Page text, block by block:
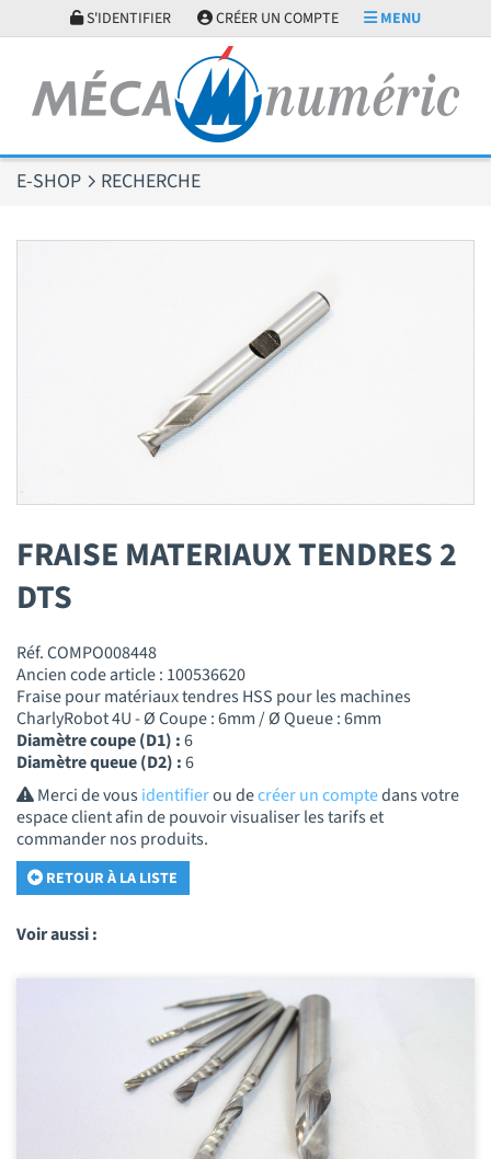
S'IDENTIFIER CRÉER UN COMPTE MENU
E-SHOP RECHERCHE
FRAISE MATERIAUX TENDRES 2
DTS
Réf. COMPO008448
Ancien code article : 100536620
Fraise pour matériaux tendres HSS pour les machines
CharlyRobot 4U - Ø Coupe : 6mm / Ø Queue : 6mm
Diamètre coupe (D1) :6
Diamètre queue (D2) :6
Merci de vousidentifierou decréer un comptedans votre
espace client afin de pouvoir visualiser les tarifs et
commander nos produits.
RETOUR À LA LISTE
Voir aussi :
Panneau de gestion des cookies